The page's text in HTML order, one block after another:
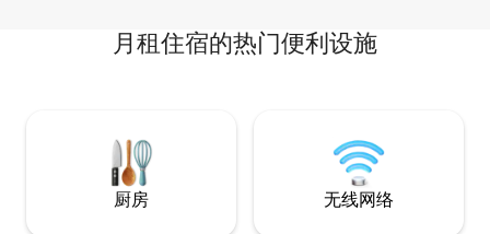
月租住宿的热门便利设施
厨房 无线网络